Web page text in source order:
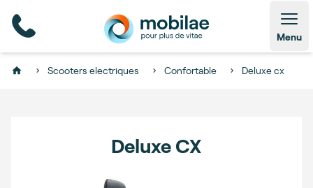
Menu
Home Scooters electriques Confortable Deluxe cx
Deluxe CX